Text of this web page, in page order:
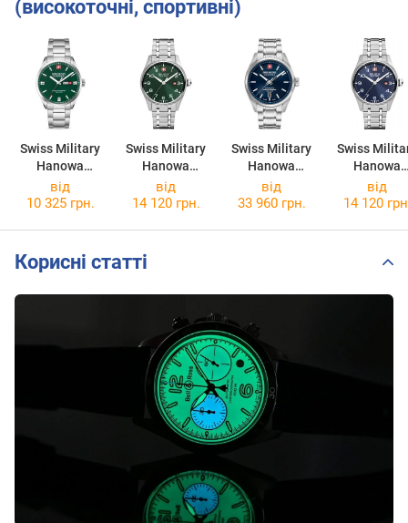
(високоточні, спортивні)
Swiss Military
Hanowa
Roadrunner
Maxed
3
Swiss Military
Hanowa
Thunderbolt
SMWGH000080
Swiss Military
Hanowa
Majestic
Pioneer
2
Swiss
Hanowa
від
10 325 грн.
від
14 120 грн.
від
33 960 грн.
від
14 120
Корисні статті